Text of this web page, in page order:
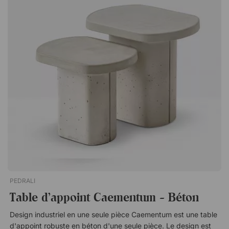
enroulez-le et laissez-le sécher debout. Le tapis ne peut pas
être lavé.Terra est un tapis fin en polyester recyclé qui peut
résister à un usage extérieur. Un tapis doux avec un motif
élégant et des couleurs douces qui ajoute une sensation de
luxe à votre balcon ou à votre terrasse. Bien fait à la main.
Doux et confortable pour vos pieds. Environnemental fabriqué
à partir de bouteilles en plastique recyclées. Couleurs
inaltérables et résistant aux UV.
PEDRALI
Table d'appoint Caementum - Béton
Design industriel en une seule pièce Caementum est une table
d'appoint robuste en béton d'une seule pièce. Le design est